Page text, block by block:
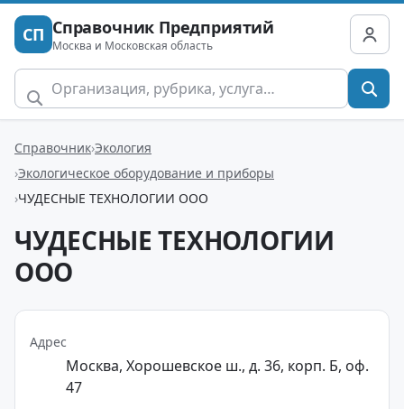
СП Справочник Предприятий
Москва и Московская область
Справочник Экология
Экологическое оборудование и приборы
ЧУДЕСНЫЕ ТЕХНОЛОГИИ ООО
ЧУДЕСНЫЕ ТЕХНОЛОГИИ
ООО
Адрес
Москва, Хорошевское ш., д. 36, корп. Б, оф.
47